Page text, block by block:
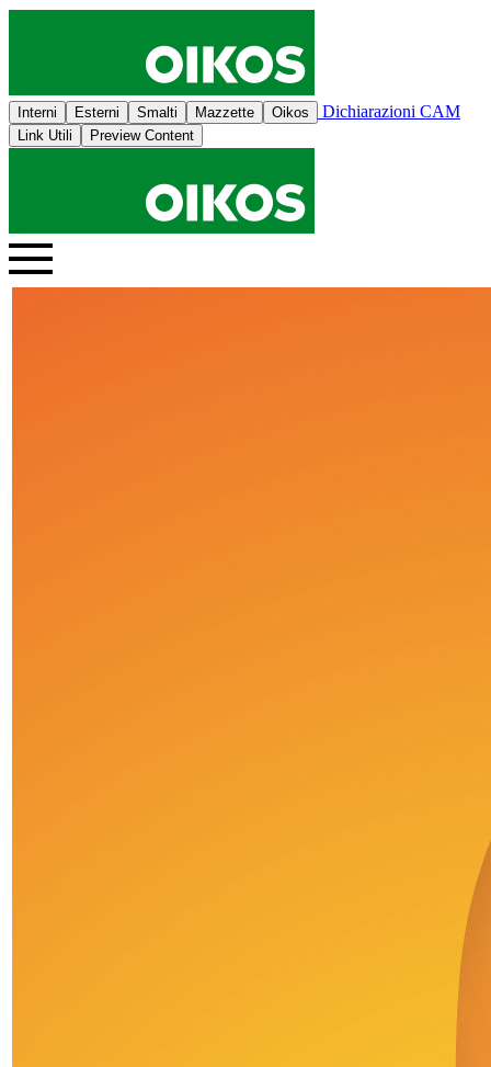
Interni Esterni Smalti Mazzette Oikos Dichiarazioni CAM
Link Utili Preview Content